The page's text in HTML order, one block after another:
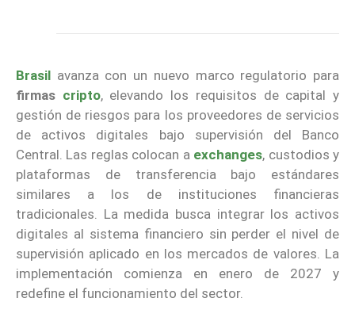
Brasil avanza con un nuevo marco regulatorio para
firmas cripto, elevando los requisitos de capital y
gestión de riesgos para los proveedores de servicios
de activos digitales bajo supervisión del Banco
Central. Las reglas colocan a exchanges, custodios y
plataformas de transferencia bajo estándares
similares a los de instituciones financieras
tradicionales. La medida busca integrar los activos
digitales al sistema financiero sin perder el nivel de
supervisión aplicado en los mercados de valores. La
implementación comienza en enero de 2027 y
redefine el funcionamiento del sector.